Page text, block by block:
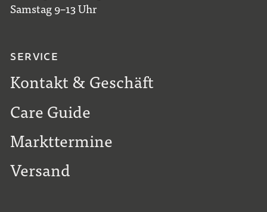
Samstag 9–13 Uhr
SERVICE
Kontakt & Geschäft
Care Guide
Markttermine
Versand